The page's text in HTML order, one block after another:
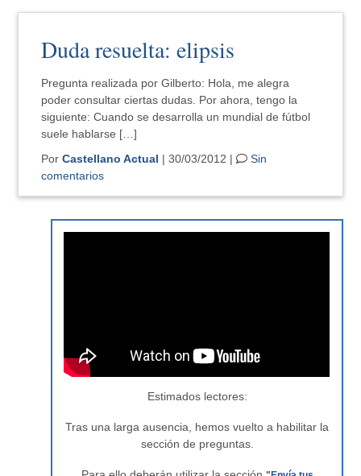
Duda resuelta: elipsis
Pregunta realizada por Gilberto: Hola, me alegra
poder consultar ciertas dudas. Por ahora, tengo la
siguiente: Cuando se desarrolla un mundial de fútbol
suele hablarse […]
PorCastellano Actual | 30/03/2012 |
Sin
comentarios
Estimados lectores:
Tras una larga ausencia, hemos vuelto a habilitar la
sección de preguntas.